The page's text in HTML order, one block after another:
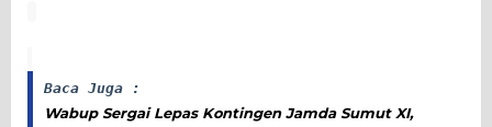
Baca Juga :
Wabup Sergai Lepas Kontingen Jamda Sumut XI,